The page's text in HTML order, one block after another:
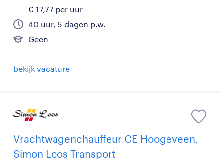
€ 17,77 per uur
40 uur, 5 dagen p.w.
Geen
bekijk vacature
Vrachtwagenchauffeur CE Hoogeveen,
Simon Loos Transport